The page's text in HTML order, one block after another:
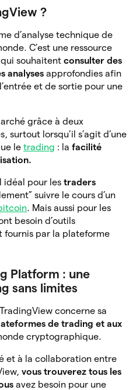
?
d’analyse technique de
C’est une ressource
souhaitent consulter des
analyses approfondies afin
et de sortie pour une
grâce à deux
surtout lorsqu’il s’agit d’une
le trading : la facilité
idéal pour les traders
suivre le cours d’un
. Mais aussi pour les
besoin d’outils
fournis par la plateforme
Platform : une
sans limites
concerne sa
de trading et aux
cryptographique.
et à la collaboration entre
vous trouverez tous les
avez besoin pour une